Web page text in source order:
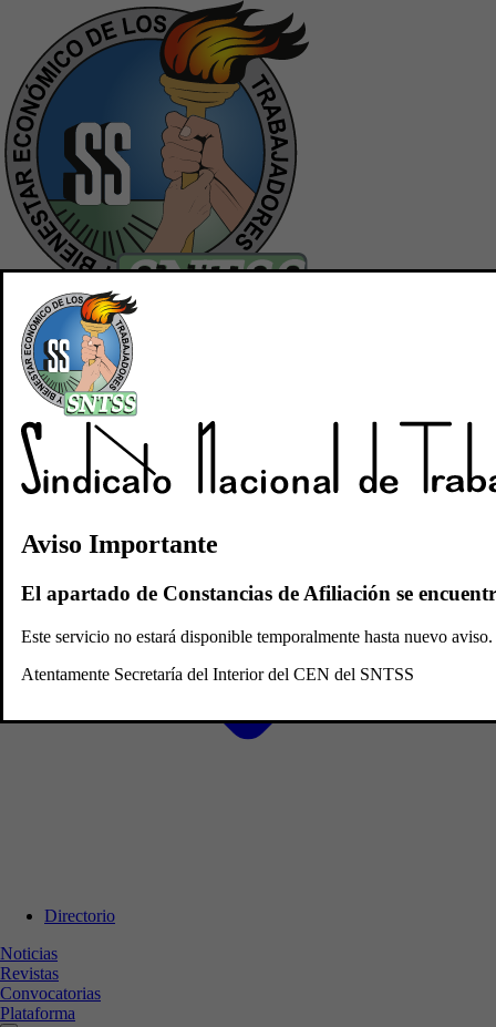
Inicio
Quiénes Somos
Directorio
Noticias
Revistas
Convocatorias
Plataforma
Aviso Importante
El apartado de Constancias de Afiliación se
Este servicio no estará disponible temporalmente hasta nuevo
Atentamente Secretaría del Interior del CEN del SNTSS